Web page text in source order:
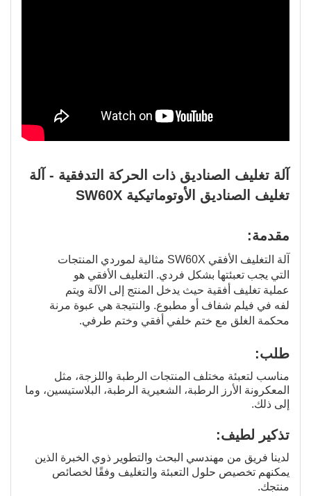
آلة تغليف الصناديق ذات الحركة التدفقية - آلة
تغليف الصناديق الأوتوماتيكية SW60X
مقدمة:
آلة التغليف الأفقي SW60X مثالية لموردي المنتجات
التي يجب تعبئتها بشكل فردي. التغليف الأفقي هو
عملية تغليف أفقية حيث يدخل المنتج إلى الآلة ويتم
لفه في فيلم شفاف أو مطبوع. والنتيجة هي عبوة مرنة
محكمة الغلق مع ختم خلفي أفقي وختم طرفي.
طلب:
مناسب لتعبئة مختلف المنتجات الرطبة واللزجة، مثل
المعكرونة الأرز الرطبة، الشعيرية الرطبة، البلاستيسين، وما
إلى ذلك.
تذكير لطيف:
لدينا فريق من مهندسي البحث والتطوير ذوي الخبرة الذين
يمكنهم تخصيص حلول التعبئة والتغليف وفقًا لخصائص
منتجك.